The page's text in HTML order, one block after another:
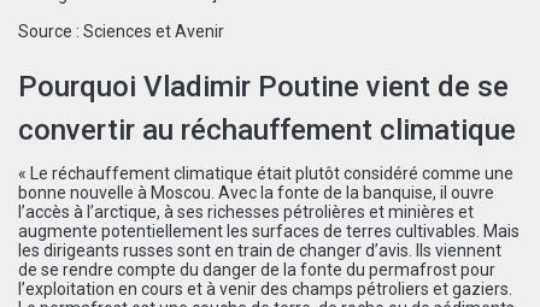
Source : Sciences et Avenir
Pourquoi Vladimir Poutine vient de se
convertir au réchauffement climatique
« Le réchauffement climatique était plutôt considéré comme une
bonne nouvelle à Moscou. Avec la fonte de la banquise, il ouvre
l’accès à l’arctique, à ses richesses pétrolières et minières et
augmente potentiellement les surfaces de terres cultivables. Mais
les dirigeants russes sont en train de changer d’avis. Ils viennent
de se rendre compte du danger de la fonte du permafrost pour
l’exploitation en cours et à venir des champs pétroliers et gaziers.